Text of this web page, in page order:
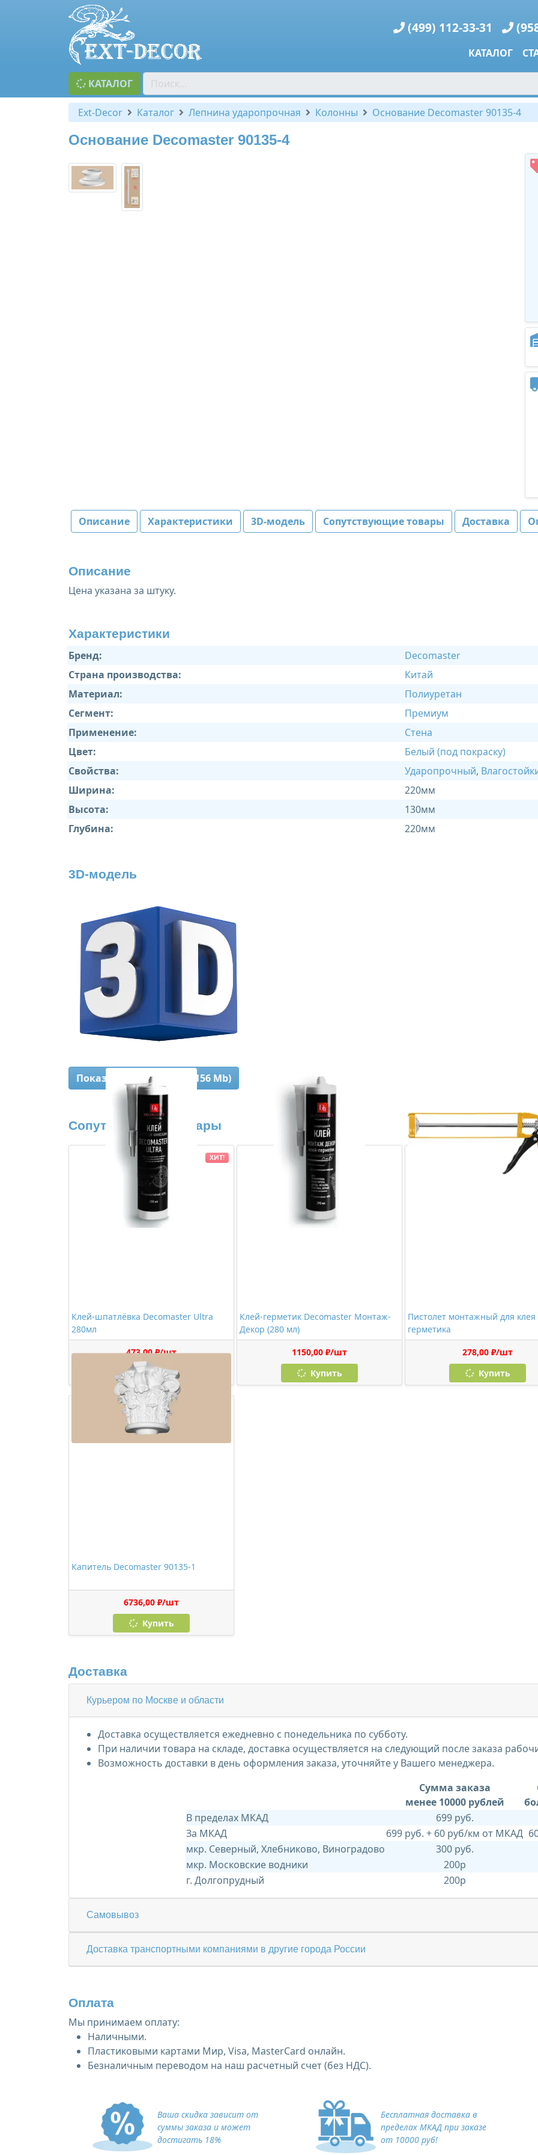
(499) 112-33-31
КАТАЛОГ
КАТАЛОГ
Ext-Decor Каталог Лепнина ударопрочная Колонны Основание Decomaster 90135-4
Основание Decomaster 90135-4
Описание Характеристики 3D-модель Сопутствующие товары Доставка
Описание
Цена указана за штуку.
Характеристики
Бренд:
Decomaster
Страна производства:
Китай
Материал:
Полиуретан
Сегмент:
Премиум
Применение:
Стена
Цвет:
Белый (под покраску)
Свойства:
Ударопрочный,
Ширина:
220мм
Высота:
130мм
Глубина:
220мм
3D-модель
Показать 3D-модель (3,156 Mb)
Сопутствующие товары
Клей-шпатлёвка Decomaster Ultra
280мл
473,00 ₽/шт
Купить
ХИТ!
Клей-герметик Decomaster Монтаж-
Декор (280 мл)
1150,00 ₽/шт
Купить
Пистолет монтажный для клея
герметика
278,00 ₽/шт
Купить
Капитель Decomaster 90135-1
6736,00 ₽/шт
Купить
Доставка
Курьером по Москве и области
Доставка осуществляется ежедневно с понедельника по субботу.
При наличии товара на складе, доставка осуществляется на следующий после заказа
Возможность доставки в день оформления заказа, уточняйте у Вашего менеджера.
Сумма заказа
менее 10000 рублей
В пределах МКАД
699 руб.
За МКАД
699 руб. + 60 руб/км от МКАД
мкр. Северный, Хлебниково, Виноградово
300 руб.
мкр. Московские водники
200р
г. Долгопрудный
200р
Самовывоз
Доставка транспортными компаниями в другие города России
Оплата
Мы принимаем оплату:
Наличными.
Пластиковыми картами Мир, Visa, MasterCard онлайн.
Безналичным переводом на наш расчетный счет (без НДС).
Ваша скидка зависит от
суммы заказа и может
достигать 18%
Бесплатная доставка в
пределах МКАД при заказе
от 10000 руб!